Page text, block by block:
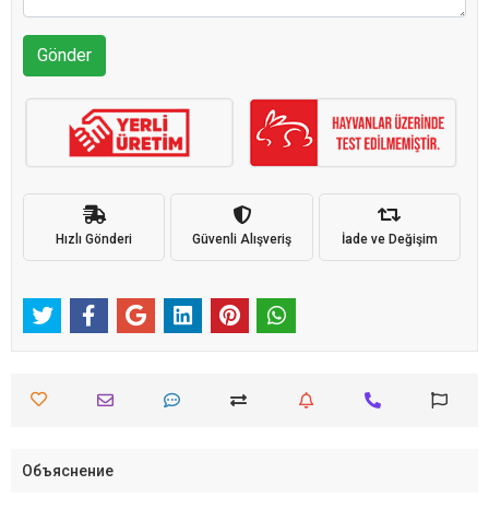
Gönder
Hızlı Gönderi Güvenli Alışveriş İade ve Değişim
Объяснение